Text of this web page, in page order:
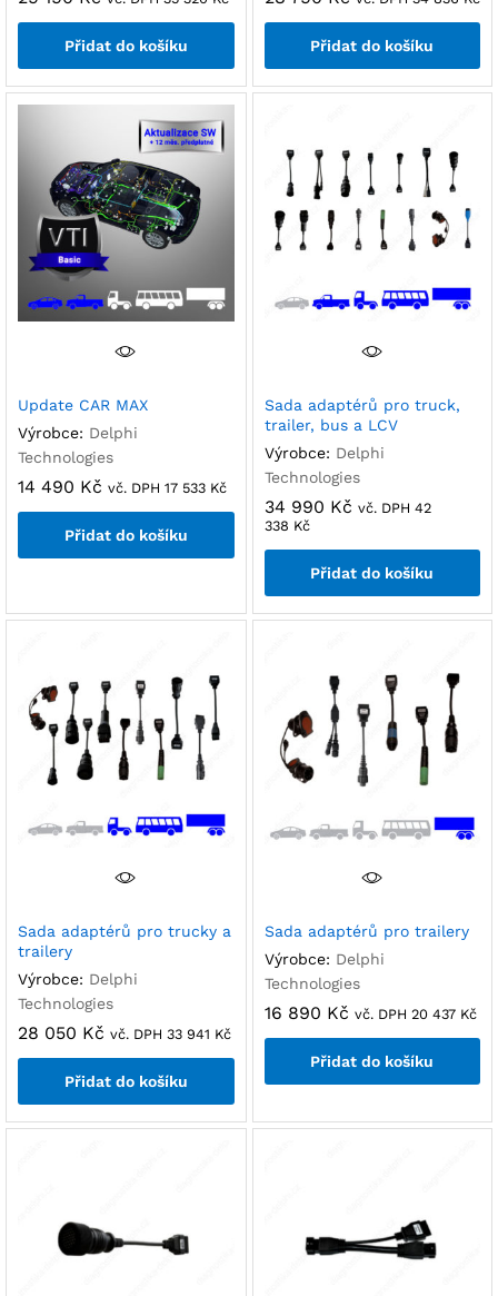
Přidat do košíku Přidat do košíku
Update CAR MAX
Výrobce: Delphi
Technologies
14 490 Kč vč. DPH 17 533 Kč
Přidat do košíku
Sada adaptérů pro truck,
trailer, bus a LCV
Výrobce: Delphi
Technologies
34 990 Kč vč. DPH 42
338 Kč
Přidat do košíku
Sada adaptérů pro trucky a
trailery
Výrobce: Delphi
Technologies
28 050 Kč vč. DPH 33 941 Kč
Přidat do košíku
Sada adaptérů pro trailery
Výrobce: Delphi
Technologies
16 890 Kč vč. DPH 20 437 Kč
Přidat do košíku